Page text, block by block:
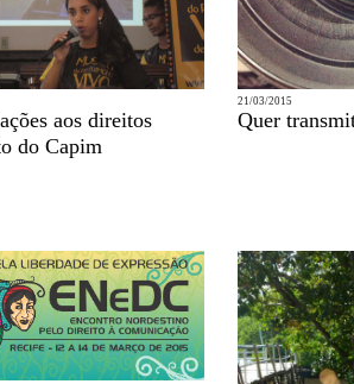
aos direitos
do Capim
21/03/2015
Quer